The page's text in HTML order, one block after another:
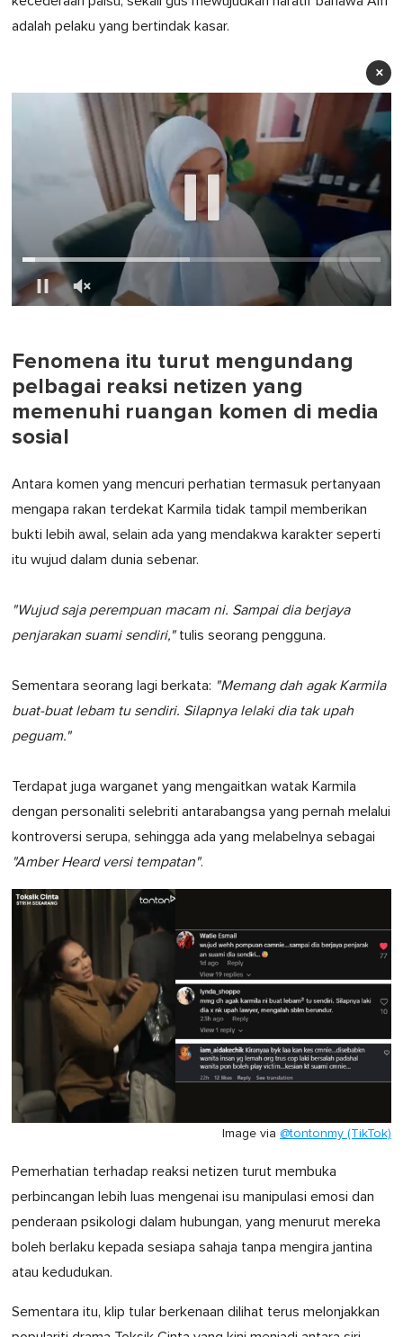
adalah pelaku yang bertindak kasar.
×
minute,
0Fenomena itu turut mengundang
pelbagai reaksi netizen yang
memenuhi ruangan komen di media
sosial
Antara komen yang mencuri perhatian termasuk pertanyaan
mengapa rakan terdekat Karmila tidak tampil memberikan
bukti lebih awal, selain ada yang mendakwa karakter seperti
itu wujud dalam dunia sebenar.
"Wujud saja perempuan macam ni. Sampai dia berjaya
penjarakan suami sendiri," tulis seorang pengguna.
Sementara seorang lagi berkata: "Memang dah agak Karmila
buat-buat lebam tu sendiri. Silapnya lelaki dia tak upah
peguam."
Terdapat juga warganet yang mengaitkan watak Karmila
dengan personaliti selebriti antarabangsa yang pernah melalui
kontroversi serupa, sehingga ada yang melabelnya sebagai
"Amber Heard versi tempatan".
Image via @tontonmy (TikTok)
Pemerhatian terhadap reaksi netizen turut membuka
perbincangan lebih luas mengenai isu manipulasi emosi dan
penderaan psikologi dalam hubungan, yang menurut mereka
boleh berlaku kepada sesiapa sahaja tanpa mengira jantina
atau kedudukan.
Sementara itu, klip tular berkenaan dilihat terus melonjakkan